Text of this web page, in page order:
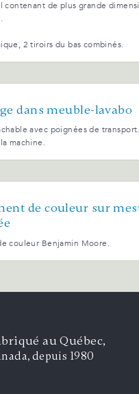
contenant de plus grande
2 tiroirs du bas combinés.
dans meuble-lavabo
avec poignées de
machine.
de couleur sur
couleur Benjamin Moore.
au Québec,
depuis 1980